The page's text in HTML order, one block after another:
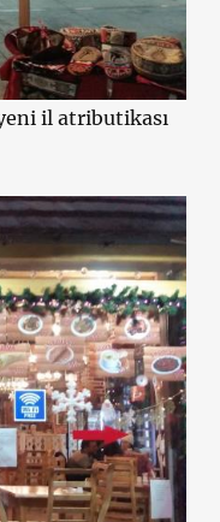
il atributikası